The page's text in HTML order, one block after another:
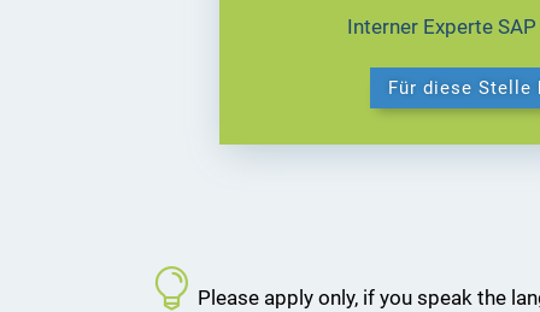
Interner Experte
Für diese Stelle
Please apply only, if you speak the